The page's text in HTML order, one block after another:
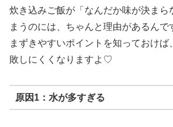
炊き込みご飯が「なんだか味が決ま
まうのには、ちゃんと理由があるんで
まずきやすいポイントを知っておけば
敗しにくくなりますよ♡
原因1：水が多すぎる